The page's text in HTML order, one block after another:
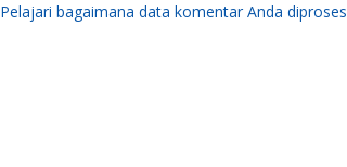
Pelajari bagaimana data komentar Anda diproses